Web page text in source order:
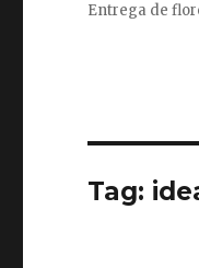
Entrega de
Tag: